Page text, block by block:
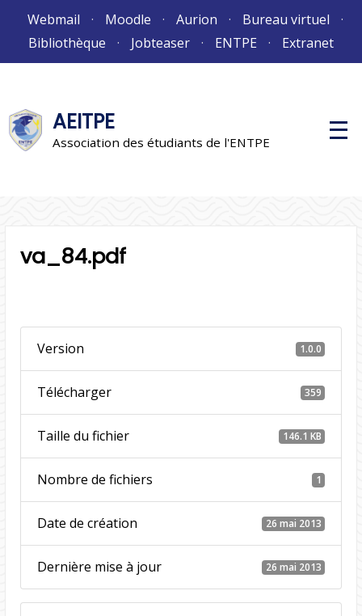
Webmail Moodle Aurion
Bureau virtuel
Bibliothèque
Jobteaser ENTPE Extranet
AEITPE
Association des étudiants de l'ENTPE
M
e
va_84.pdf
Version 1.0.0
Télécharger 359
Taille du fichier 146.1 KB
Nombre de fichiers 1
Date de création 26 mai 2013
Dernière mise à jour 26 mai 2013